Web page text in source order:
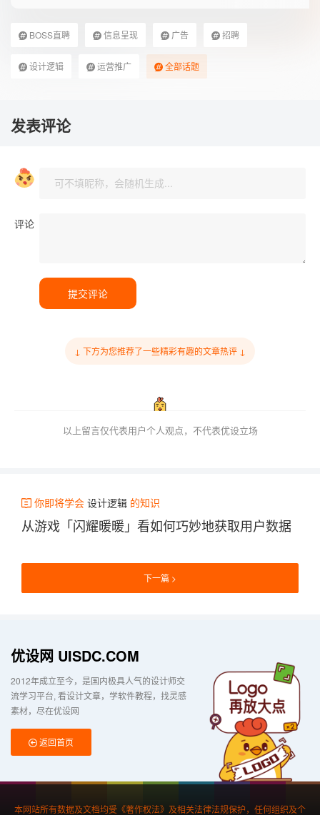
BOSS直聘 信息呈现 广告 招聘
设计逻辑 运营推广 全部话题
发表评论
评论
提交评论
↓ 下方为您推荐了一些精彩有趣的文章热评 ↓
以上留言仅代表用户个人观点，不代表优设立场
你即将学会 设计逻辑 的知识
从游戏「闪耀暖暖」看如何巧妙地获取用户数据
下一篇
优设网 UISDC.COM
2012年成立至今，是国内极具人气的设计师交
流学习平台 看设计文章，学软件教程，找灵感
素材，尽在优设网
返回首页
本网站所有数据及文档均受《著作权法》及相关法律法规保护，任何组织及个